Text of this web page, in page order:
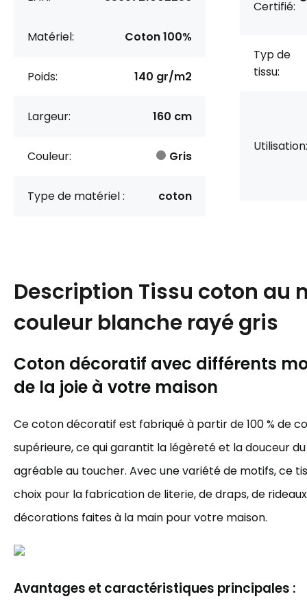
Matériel: Coton 100%
Poids: 140 gr/m2
Largeur: 160 cm
Couleur: Gris
Type de matériel : coton
Certifié:
Typ de
tissu:
Utilisation:
Description Tissu coton au
couleur blanche rayé gris
Coton décoratif avec différents
de la joie à votre maison
Ce coton décoratif est fabriqué à partir de 100 % de
supérieure, ce qui garantit la légèreté et la douceur
agréable au toucher. Avec une variété de motifs, ce
choix pour la fabrication de literie, de draps, de
décorations faites à la main pour votre maison.
Avantages et caractéristiques principales :